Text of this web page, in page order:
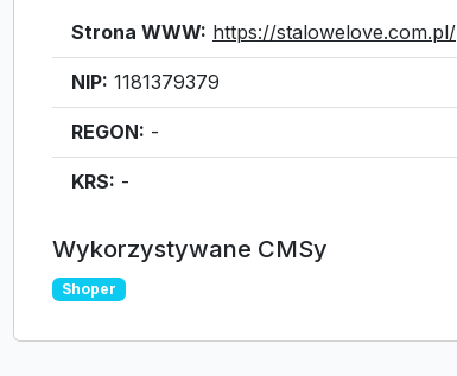
Strona WWW: https://stalowelove.com.pl/
NIP: 1181379379
REGON: -
KRS: -
Wykorzystywane CMSy
Shoper